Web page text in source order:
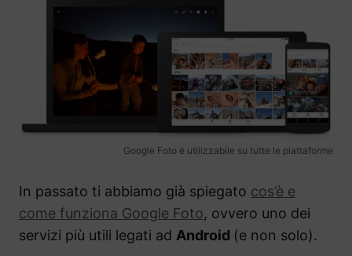
Google Foto è utilizzabile su tutte le piattaforme
In passato ti abbiamo già spiegato cos’è e
come funziona Google Foto, ovvero uno dei
servizi più utili legati ad Android (e non solo).